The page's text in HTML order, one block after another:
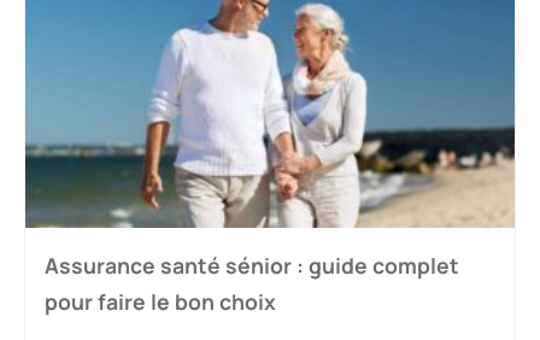
Assurance santé sénior : guide complet
pour faire le bon choix